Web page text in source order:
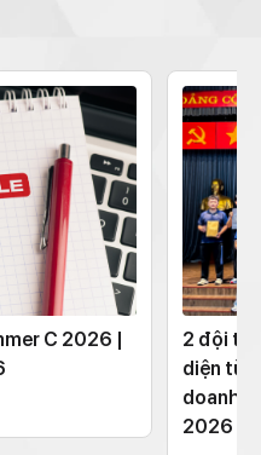
C 2026 |
2 đội thi
diện từ
doanh
2026